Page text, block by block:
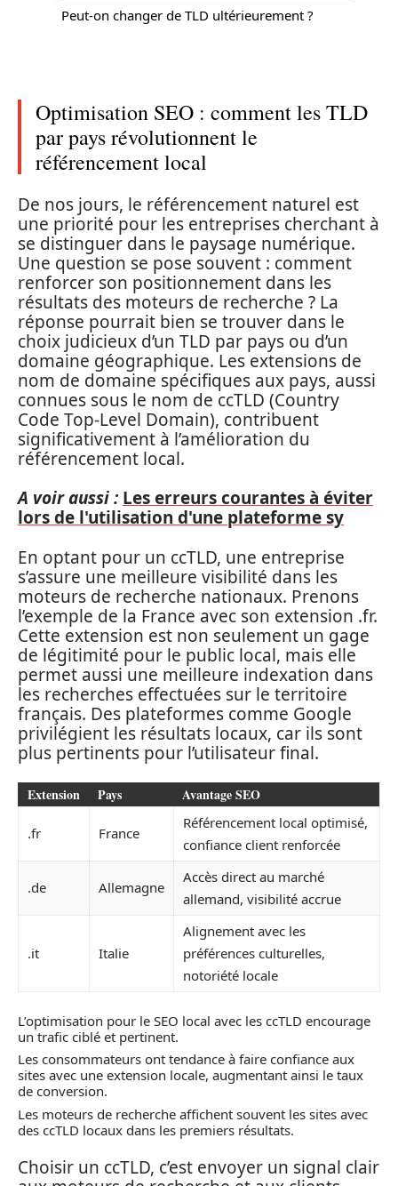
Peut-on changer de TLD ultérieurement ?
Optimisation SEO : comment les TLD
par pays révolutionnent le
référencement local
De nos jours, le référencement naturel est
une priorité pour les entreprises cherchant à
se distinguer dans le paysage numérique.
Une question se pose souvent : comment
renforcer son positionnement dans les
résultats des moteurs de recherche ? La
réponse pourrait bien se trouver dans le
choix judicieux d’un TLD par pays ou d’un
domaine géographique. Les extensions de
nom de domaine spécifiques aux pays, aussi
connues sous le nom de ccTLD (Country
Code Top-Level Domain), contribuent
significativement à l’amélioration du
référencement local.
A voir aussi : Les erreurs courantes à éviter
lors de l'utilisation d'une plateforme sy
En optant pour un ccTLD, une entreprise
s’assure une meilleure visibilité dans les
moteurs de recherche nationaux. Prenons
l’exemple de la France avec son extension .fr.
Cette extension est non seulement un gage
de légitimité pour le public local, mais elle
permet aussi une meilleure indexation dans
les recherches effectuées sur le territoire
français. Des plateformes comme Google
privilégient les résultats locaux, car ils sont
plus pertinents pour l’utilisateur final.
Extension Pays Avantage SEO
.fr France
Référencement local optimisé,
confiance client renforcée
.de Allemagne
Accès direct au marché
allemand, visibilité accrue
.it Italie
Alignement avec les
préférences culturelles,
notoriété locale
L’optimisation pour le SEO local avec les ccTLD encourage
un trafic ciblé et pertinent.
Les consommateurs ont tendance à faire confiance aux
sites avec une extension locale, augmentant ainsi le taux
de conversion.
Les moteurs de recherche affichent souvent les sites avec
des ccTLD locaux dans les premiers résultats.
Choisir un ccTLD, c’est envoyer un signal clair